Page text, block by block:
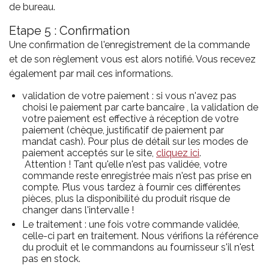
de bureau.
Etape 5 : Confirmation
Une confirmation de l'enregistrement de la commande
et de son règlement vous est alors notifié. Vous recevez
également par mail ces informations.
validation de votre paiement : si vous n'avez pas
choisi le paiement par carte bancaire , la validation de
votre paiement est effective à réception de votre
paiement (chèque, justificatif de paiement par
mandat cash). Pour plus de détail sur les modes de
paiement acceptés sur le site, cliquez ici.
Attention ! Tant qu'elle n'est pas validée, votre
commande reste enregistrée mais n'est pas prise en
compte. Plus vous tardez à fournir ces différentes
pièces, plus la disponibilité du produit risque de
changer dans l'intervalle !
Le traitement : une fois votre commande validée,
celle-ci part en traitement. Nous vérifions la référence
du produit et le commandons au fournisseur s'il n'est
pas en stock.